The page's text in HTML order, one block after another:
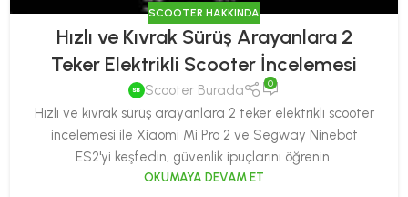
SCOOTER HAKKINDA
Hızlı ve Kıvrak Sürüş Arayanlara 2
Teker Elektrikli Scooter İncelemesi
Scooter Burada 0
Hızlı ve kıvrak sürüş arayanlara 2 teker elektrikli scooter
incelemesi ile Xiaomi Mi Pro 2 ve Segway Ninebot
ES2'yi keşfedin, güvenlik ipuçlarını öğrenin.
OKUMAYA DEVAM ET